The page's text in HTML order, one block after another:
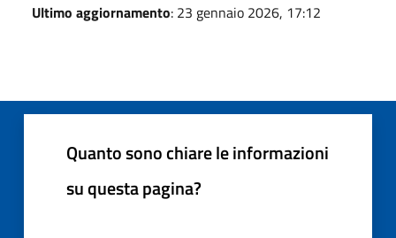
Ultimo aggiornamento: 23 gennaio 2026, 17:12
Quanto sono chiare le informazioni
su questa pagina?